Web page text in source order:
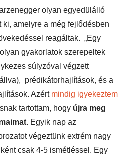
olyan egyedülálló
ki, amelyre a még fejlődésben
reagáltak. „Egy
gyakorlatok szerepeltek
súlyzóval végzett
prédikátorhajlítások, és a
Azért mindig igyekeztem
tartottam, hogy újra meg
Egyik nap az
végeztünk extrém nagy
csak 4-5 ismétléssel. Egy